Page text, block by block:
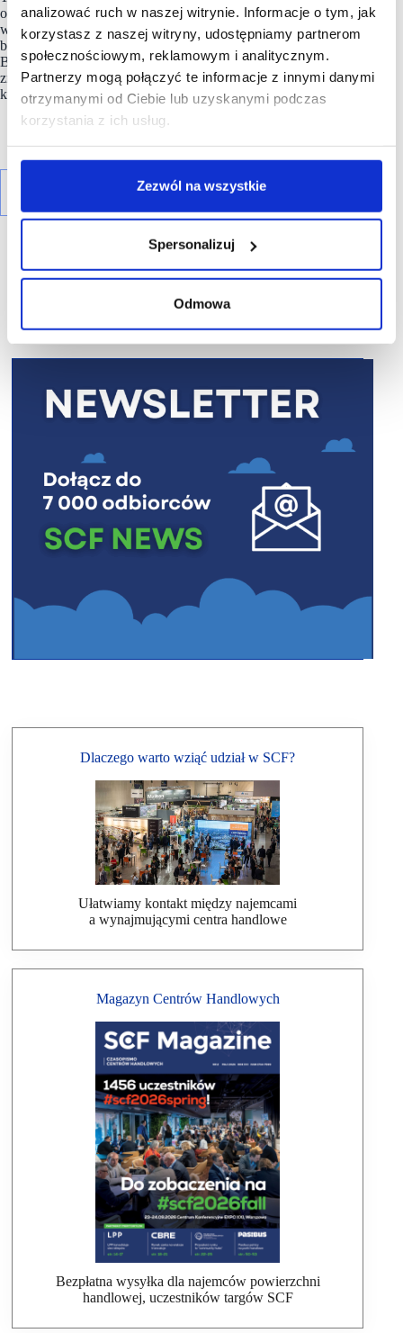
analizować ruch w naszej witrynie. Informacje o tym, jak
korzystasz z naszej witryny, udostępniamy partnerom
społecznościowym, reklamowym i analitycznym.
Partnerzy mogą połączyć te informacje z innymi danymi
otrzymanymi od Ciebie lub uzyskanymi podczas
korzystania z ich usług.
Zezwól na wszystkie
Spersonalizuj
Odmowa
oraz TK Maxx. Klienci mogą również zrobić zakupy
w supermarkecie Carrefour Express. Obiekt oferuje przestrzeń
biurową w doskonale skomunikowanym centrum stolicy.
Budynki są otoczone wieloma restauracjami serwującymi
zróżnicowane menu z różnych stron świata oraz obiektami
kulturalno-rozrywkowymi.
Dlaczego warto wziąć udział w SCF?
Ułatwiamy kontakt między najemcami
a wynajmującymi centra handlowe
Magazyn Centrów Handlowych
Bezpłatna wysyłka dla najemców powierzchni
handlowej, uczestników targów SCF